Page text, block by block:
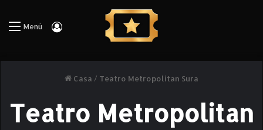
Menú Iniciar Sesión
Casa / Teatro Metropolitan Sura
Teatro Metropolitan